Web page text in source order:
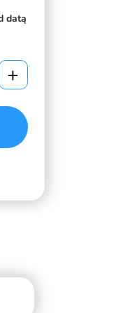
datą
+